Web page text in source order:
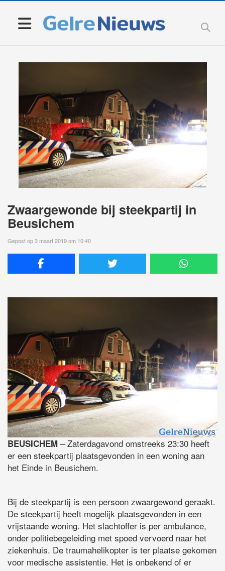
Zwaargewonde bij steekpartij in
Beusichem
Gepost op 3 maart 2019 om 10:40
BEUSICHEM – Zaterdagavond omstreeks 23:30 heeft
er een steekpartij plaatsgevonden in een woning aan
het Einde in Beusichem.
Bij de steekpartij is een persoon zwaargewond geraakt.
De steekpartij heeft mogelijk plaatsgevonden in een
vrijstaande woning. Het slachtoffer is per ambulance,
onder politiebegeleiding met spoed vervoerd naar het
ziekenhuis. De traumahelikopter is ter plaatse gekomen
voor medische assistentie.​ Het is onbekend of er